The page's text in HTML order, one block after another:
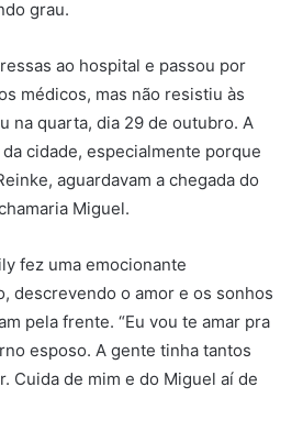
grau.
ao hospital e passou por
médicos, mas não resistiu às
na quarta, dia 29 de outubro. A
cidade, especialmente porque
aguardavam a chegada do
Miguel.
fez uma emocionante
descrevendo o amor e os sonhos
pela frente. “Eu vou te amar pra
esposo. A gente tinha tantos
Cuida de mim e do Miguel aí de